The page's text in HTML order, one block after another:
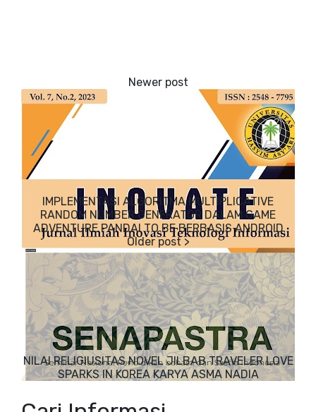
IMPLEMENTASI ALGORITMA MULTIPLICATIVE
RANDOM NUMBER GENERATOR DALAM GAME
ADVENTURE PANDAI TO BE BERBASIS ANDROID
NILAI RELIGIUSITAS NOVEL JILBAB TRAVELER LOVE
SPARKS IN KOREA KARYA ASMA NADIA